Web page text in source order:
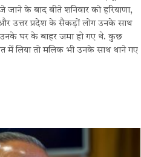
के बाद बीते शनिवार को हरियाणा,
और उत्तर प्रदेश के सैकड़ों लोग उनके साथ
घर के बाहर जमा हो गए थे. कुछ
में लिया तो मलिक भी उनके साथ थाने गए